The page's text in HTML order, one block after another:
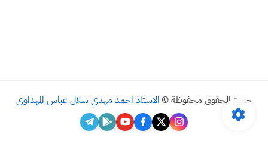
جميع الحقوق محفوظة © الاستاذ احمد مهدي شلال عباس المهداوي